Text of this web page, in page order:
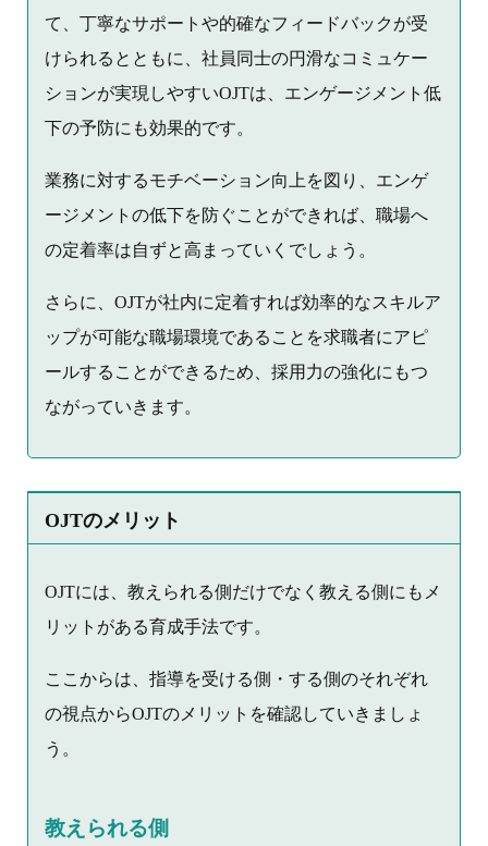
て、丁寧なサポートや的確なフィードバックが受
けられるとともに、社員同士の円滑なコミュケー
ションが実現しやすいOJTは、エンゲージメント低
下の予防にも効果的です。
業務に対するモチベーション向上を図り、エンゲ
ージメントの低下を防ぐことができれば、職場へ
の定着率は自ずと高まっていくでしょう。
さらに、OJTが社内に定着すれば効率的なスキルア
ップが可能な職場環境であることを求職者にアピ
ールすることができるため、採用力の強化にもつ
ながっていきます。
OJTのメリット
OJTには、教えられる側だけでなく教える側にもメ
リットがある育成手法です。
ここからは、指導を受ける側・する側のそれぞれ
の視点からOJTのメリットを確認していきましょ
う。
教えられる側